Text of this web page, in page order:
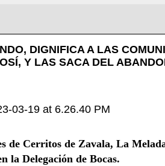
DIGNIFICA A LAS
Y LAS SACA DEL
de Cerritos de Zavala, La
la Delegación de Bocas.